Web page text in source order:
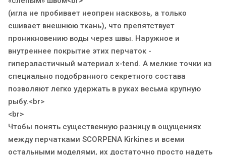
(игла не пробивает неопрен насквозь, а только
сшивает внешнюю ткань), что препятствует
проникновению воды через швы. Наружное и
внутреннее покрытие этих перчаток -
гиперэластичный материал x-tend. А мелкие точки из
специально подобранного секретного состава
позволяют легко удержать в руках весьма крупную
рыбу.<br>
<br>
Чтобы понять существенную разницу в ощущениях
между перчатками SCORPENA Kirkines и всеми
остальными моделями, их достаточно просто надеть